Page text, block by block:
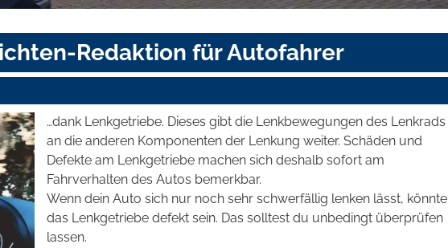
Redaktion für Autofahrer
…dank Lenkgetriebe. Dieses gibt die Lenkbewegungen des Lenkrads
an die anderen Komponenten der Lenkung weiter. Schäden und
Defekte am Lenkgetriebe machen sich deshalb sofort am
Fahrverhalten des Autos bemerkbar.
Wenn dein Auto sich nur noch sehr schwerfällig lenken lässt, könnte
das Lenkgetriebe defekt sein. Das solltest du unbedingt überprüfen
lassen.